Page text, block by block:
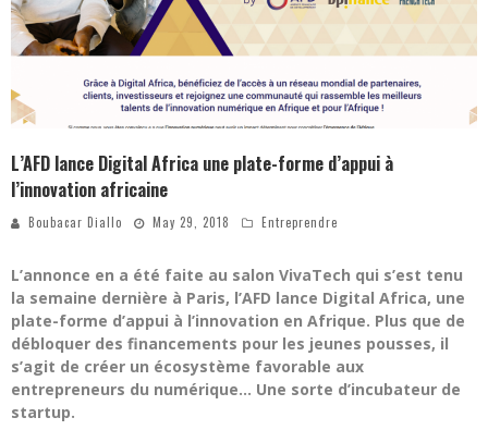
L’AFD lance Digital Africa une plate-forme d’appui à
l’innovation africaine
Boubacar Diallo May 29, 2018 Entreprendre
L’annonce en a été faite au salon VivaTech qui s’est tenu
la semaine dernière à Paris, l’AFD lance Digital Africa, une
plate-forme d’appui à l’innovation en Afrique. Plus que de
débloquer des financements pour les jeunes pousses, il
s’agit de créer un écosystème favorable aux
entrepreneurs du numérique… Une sorte d’incubateur de
startup.